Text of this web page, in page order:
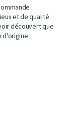
et de qualité.
découvert que
d'origine.